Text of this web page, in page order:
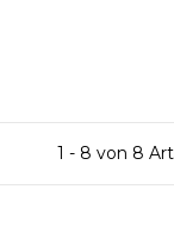
1 - 8 von 8